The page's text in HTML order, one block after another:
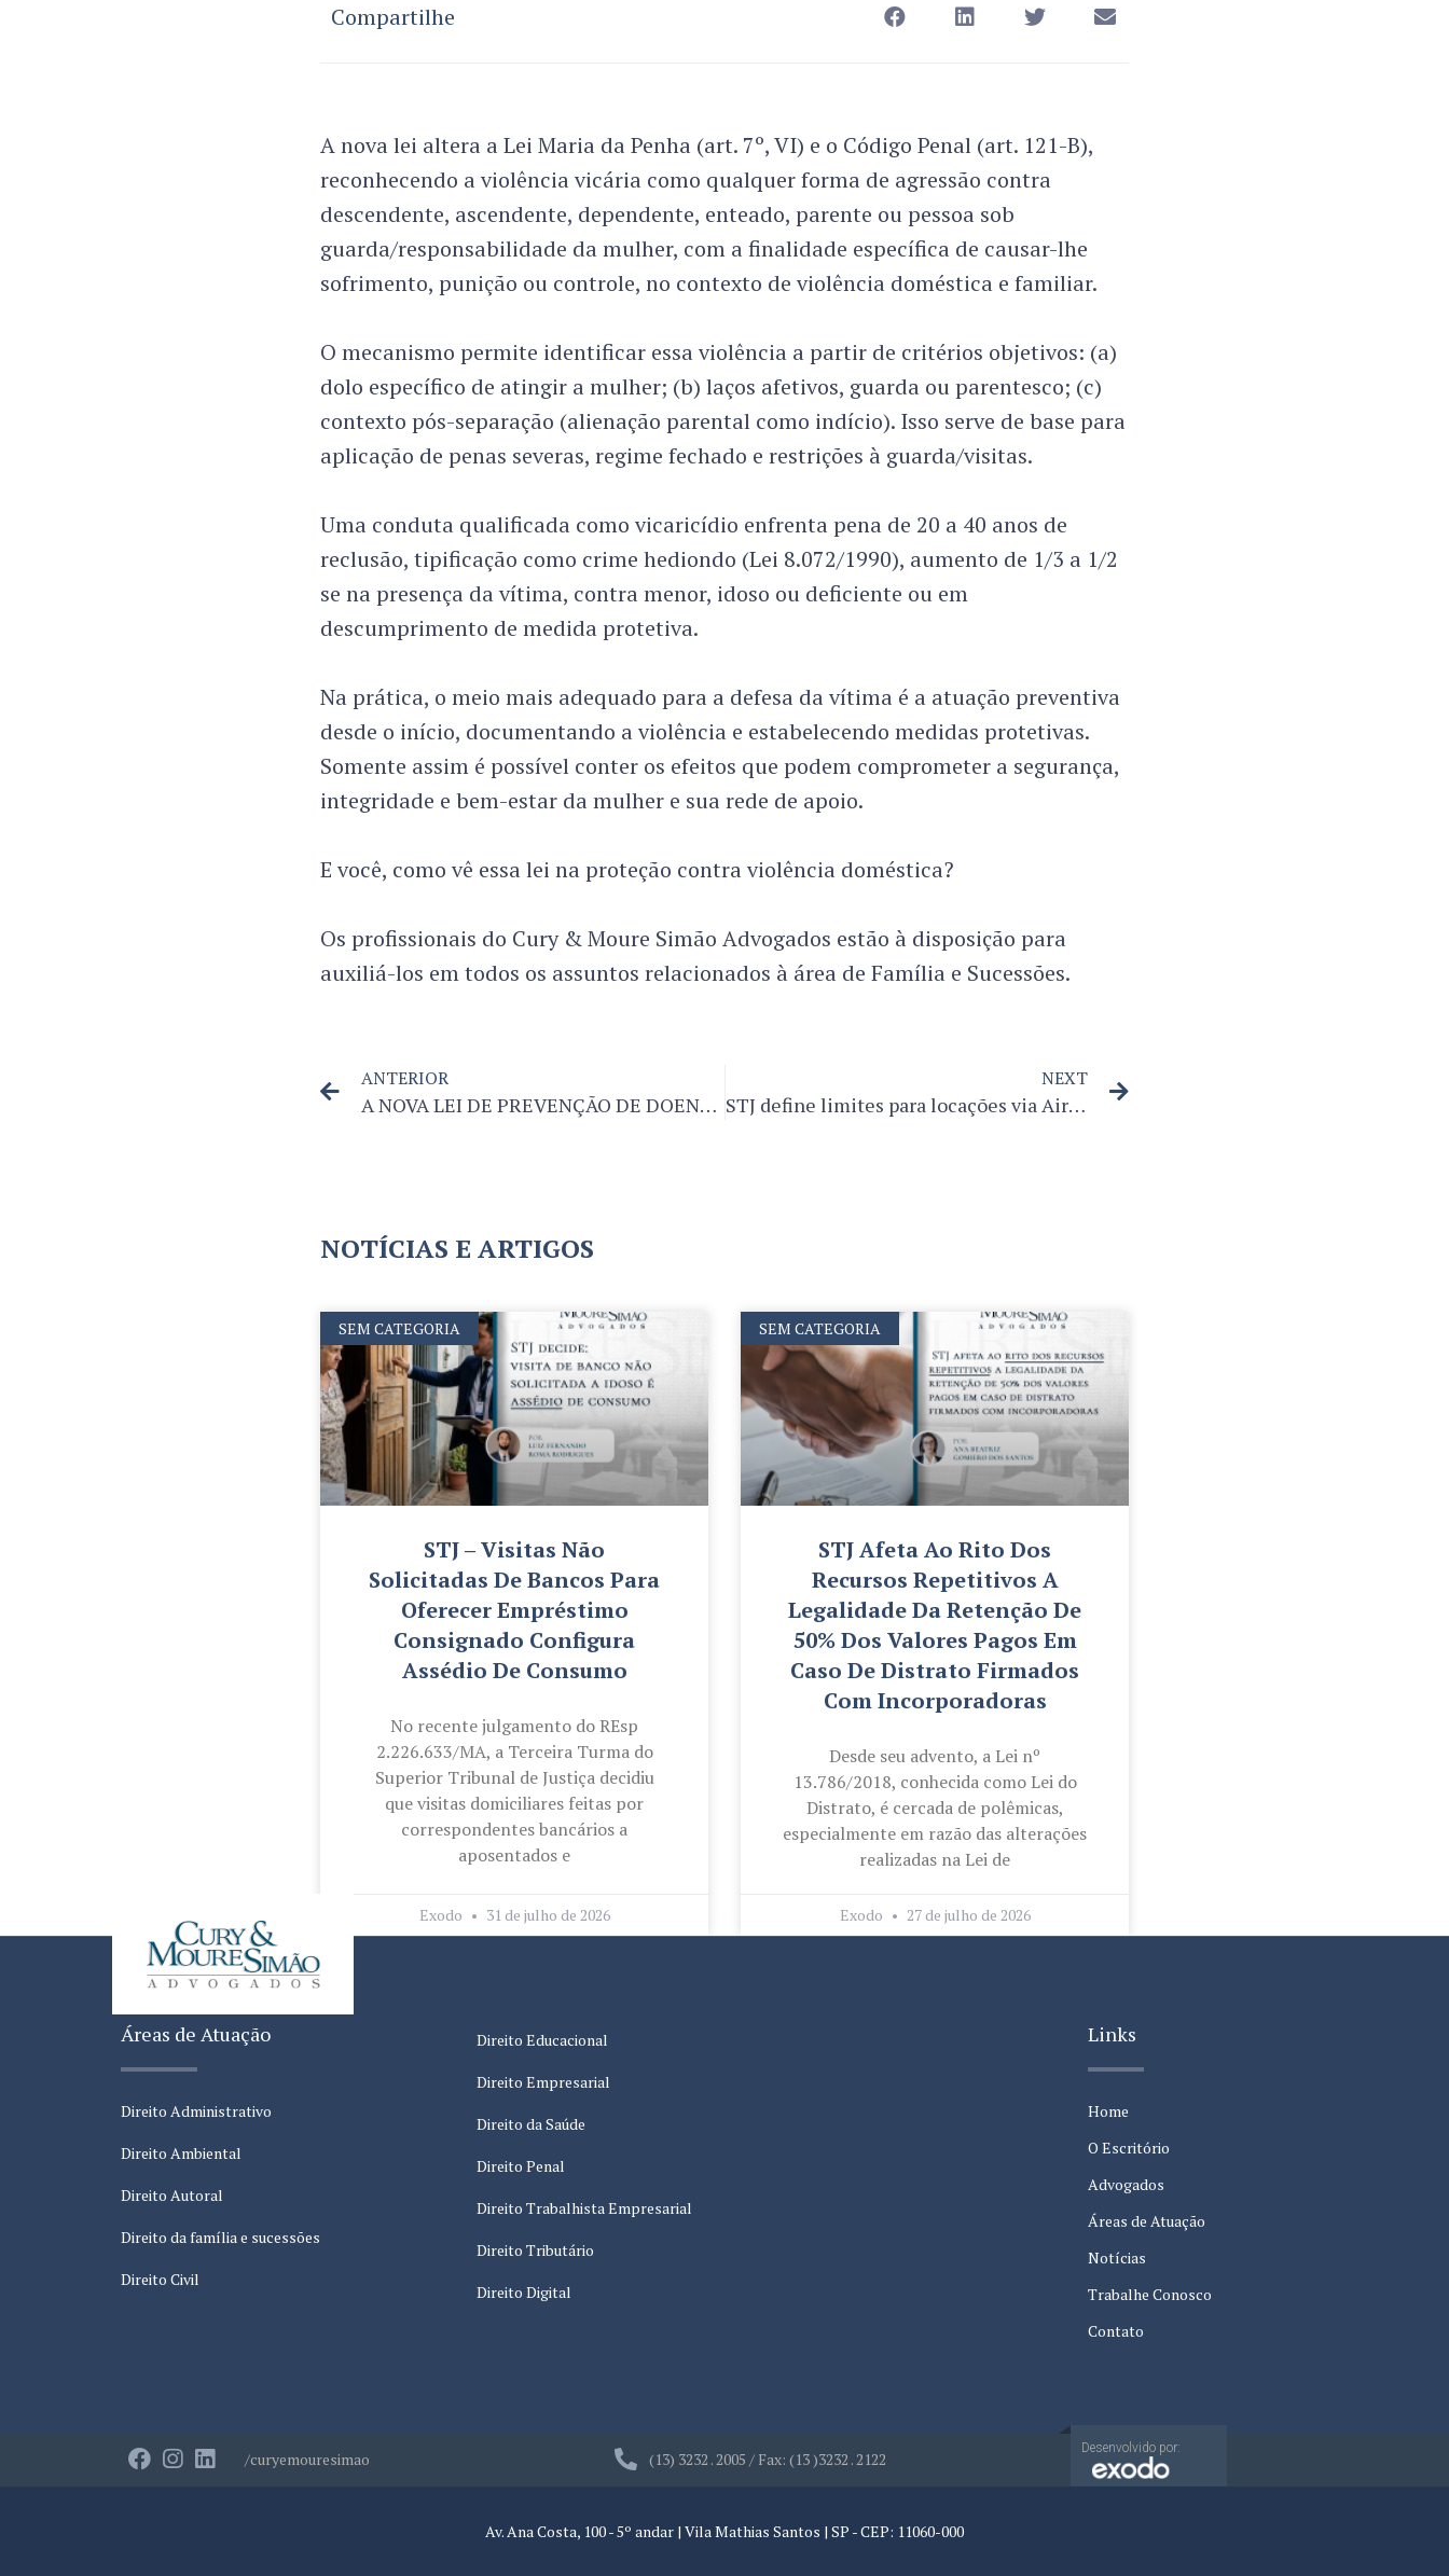
Compartilhe
A nova lei altera a Lei Maria da Penha (art. 7º, VI) e o Código Penal (art. 121-B),
reconhecendo a violência vicária como qualquer forma de agressão contra
descendente, ascendente, dependente, enteado, parente ou pessoa sob
guarda/responsabilidade da mulher, com a finalidade específica de causar-lhe
sofrimento, punição ou controle, no contexto de violência doméstica e familiar.
O mecanismo permite identificar essa violência a partir de critérios objetivos: (a)
dolo específico de atingir a mulher; (b) laços afetivos, guarda ou parentesco; (c)
contexto pós-separação (alienação parental como indício). Isso serve de base para
aplicação de penas severas, regime fechado e restrições à guarda/visitas.
Uma conduta qualificada como vicaricídio enfrenta pena de 20 a 40 anos de
reclusão, tipificação como crime hediondo (Lei 8.072/1990), aumento de 1/3 a 1/2
se na presença da vítima, contra menor, idoso ou deficiente ou em
descumprimento de medida protetiva.
Na prática, o meio mais adequado para a defesa da vítima é a atuação preventiva
desde o início, documentando a violência e estabelecendo medidas protetivas.
Somente assim é possível conter os efeitos que podem comprometer a segurança,
integridade e bem-estar da mulher e sua rede de apoio.
E você, como vê essa lei na proteção contra violência doméstica?
Os profissionais do Cury & Moure Simão Advogados estão à disposição para
auxiliá-los em todos os assuntos relacionados à área de Família e Sucessões.
ANTERIOR
A NOVA LEI DE PREVENÇÃO DE DOENÇAS DO TRABALHADOR
NEXT
STJ define limites para locações via Airbnb em condomínios residenciais
NOTÍCIAS E ARTIGOS
SEM CATEGORIA
STJ – Visitas Não
Solicitadas De Bancos Para
Oferecer Empréstimo
Consignado Configura
Assédio De Consumo
No recente julgamento do REsp
2.226.633/MA, a Terceira Turma do
Superior Tribunal de Justiça decidiu
que visitas domiciliares feitas por
correspondentes bancários a
aposentados e
Exodo 31 de julho de 2026
SEM CATEGORIA
STJ Afeta Ao Rito Dos
Recursos Repetitivos A
Legalidade Da Retenção De
50% Dos Valores Pagos Em
Caso De Distrato Firmados
Com Incorporadoras
Desde seu advento, a Lei nº
13.786/2018, conhecida como Lei do
Distrato, é cercada de polêmicas,
especialmente em razão das alterações
realizadas na Lei de
Exodo 27 de julho de 2026
Áreas de Atuação
Direito Administrativo
Direito Ambiental
Direito Autoral
Direito da família e sucessões
Direito Civil
Direito Educacional
Direito Empresarial
Direito da Saúde
Direito Penal
Direito Trabalhista Empresarial
Direito Tributário
Direito Digital
Links
Home
O Escritório
Advogados
Áreas de Atuação
Notícias
Trabalhe Conosco
Contato
/curyemouresimao (13) 3232 . 2005 / Fax: (13 )3232 . 2122
Desenvolvido por:
Av. Ana Costa, 100 - 5º andar | Vila Mathias Santos | SP - CEP: 11060-000